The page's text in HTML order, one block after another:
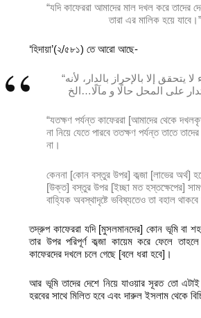
“যদি কাফেররা আমাদের মাল দখল করে তাদের
তারা এর মালিক হয়ে যাবে।”
‘হিদায়া’(২/৫৮১) তে আরো আছে-
“غير أن الاستيلاء لا يتحقق إلا بالإحراز بالدار، لأنه
“যতক্ষণ পর্যন্ত কাফেররা [আমাদের থেকে
না নিয়ে যেতে পারবে ততক্ষণ পর্যন্ত তাতে
না।
কেননা [কোন বস্তুর উপর] কব্জা [লাভের অর্থ]
[উক্ত] বস্তুর উপর [ইচ্ছা মত হস্তক্ষেপের]
বাহ্যিক অবস্থাদৃষ্টে ভবিষ্যতেও তা বহাল
তদ্রুপ কাফেররা যদি [মুসলমানদের] কোন ভূমি বা
তার উপর পরিপূর্ণ কব্জা কায়েম করে ফেলে
কাফেরদের দখলে চলে গেছে [বলে ধরা হবে]।
আর ভূমি তাদের দেশে নিয়ে যাওয়ার সূরত তো
হরবের সাথে মিলিত হবে এবং দারুল ইসলাম থেকে